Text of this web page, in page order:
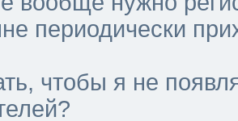
периодически
чтобы я не